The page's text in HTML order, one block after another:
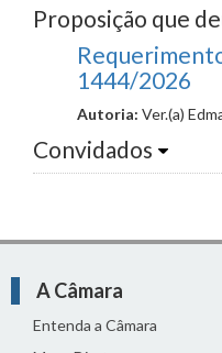
Proposição que
1444/2026
Autoria: Ver.(a)
Convidados
A Câmara
Entenda a Câmara